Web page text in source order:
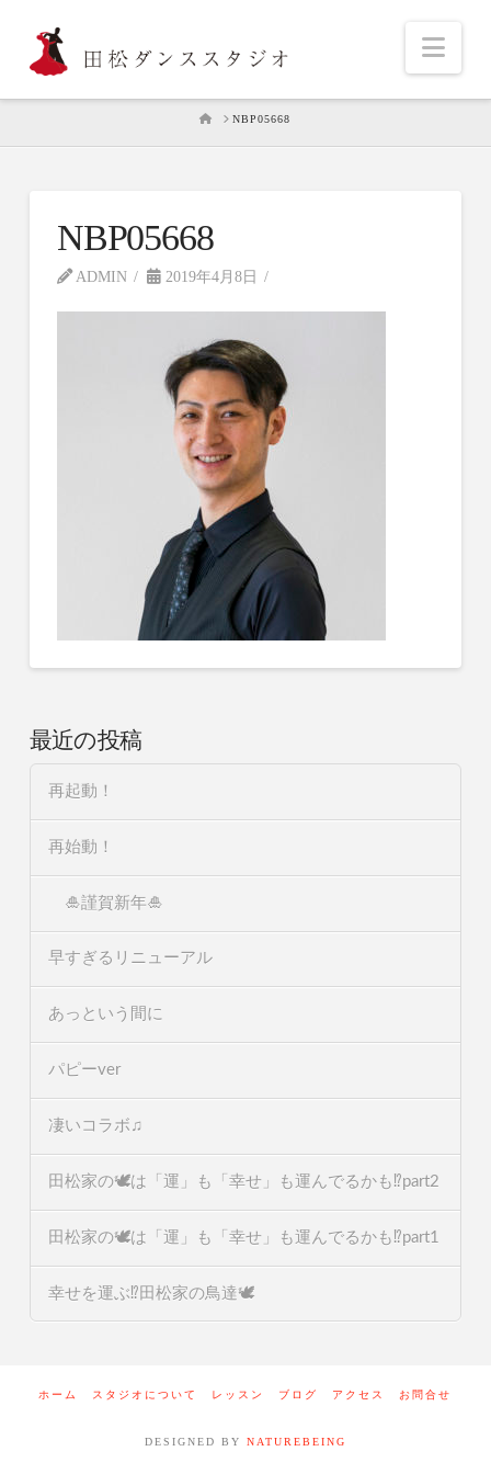
HOMENBP05668
NBP05668
ADMIN 2019年4月8日
最近の投稿
再起動！
再始動！
🎍謹賀新年🎍
早すぎるリニューアル
あっという間に
パピーver
凄いコラボ♫
田松家の🕊️は「運」も「幸せ」も運んでるかも⁉️part2
田松家の🕊️は「運」も「幸せ」も運んでるかも⁉️part1
幸せを運ぶ⁉️田松家の鳥達🕊️
ホーム スタジオについて レッスン ブログ アクセス お問合せ
DESIGNED BY NATUREBEING